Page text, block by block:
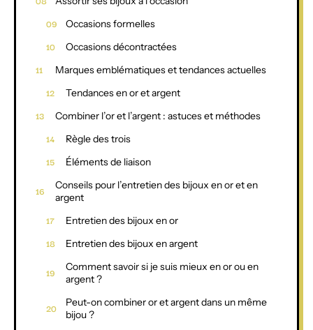
Occasions formelles
Occasions décontractées
Marques emblématiques et tendances actuelles
Tendances en or et argent
Combiner l’or et l’argent : astuces et méthodes
Règle des trois
Éléments de liaison
Conseils pour l’entretien des bijoux en or et en
argent
Entretien des bijoux en or
Entretien des bijoux en argent
Comment savoir si je suis mieux en or ou en
argent ?
Peut-on combiner or et argent dans un même
bijou ?